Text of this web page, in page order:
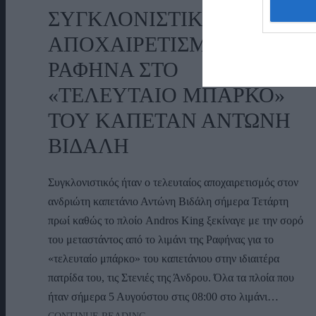
ΣΥΓΚΛΟΝΙΣΤΙΚΟΣ
ΑΠΟΧΑΙΡΕΤΙΣΜΟΣ ΣΤΗ
ΡΑΦΗΝΑ ΣΤΟ
«ΤΕΛΕΥΤΑΙΟ ΜΠΑΡΚΟ»
ΤΟΥ ΚΑΠΕΤΑΝ ΑΝΤΩΝΗ
ΒΙΔΑΛΗ
Συγκλονιστικός ήταν ο τελευταίος αποχαιρετισμός στον
ανδριώτη καπετάνιο Αντώνη Βιδάλη σήμερα Τετάρτη
πρωί καθώς το πλοίο Andros King ξεκίναγε με την σορό
του μεταστάντος από το λιμάνι της Ραφήνας για το
«τελευταίο μπάρκο» του καπετάνιου στην ιδιαιτέρα
πατρίδα του, τις Στενιές της Άνδρου. Όλα τα πλοία που
ήταν σήμερα 5 Αυγούστου στις 08:00 στο λιμάνι…